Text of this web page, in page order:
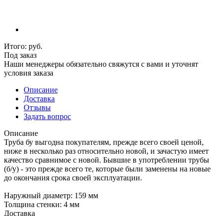
Итого: руб.
Под заказ
Наши менеджеры обязательно свяжутся с вами и уточнят
условия заказа
Описание
Доставка
Отзывы
Задать вопрос
Описание
Труба бу выгодна покупателям, прежде всего своей ценой,
ниже в несколько раз относительно новой, и зачастую имеет
качество сравнимое с новой. Бывшие в употреблении трубы
(б/у) - это прежде всего те, которые были заменены на новые
до окончания срока своей эксплуатации.
Наружный диаметр: 159 мм
Толщина стенки: 4 мм
Доставка